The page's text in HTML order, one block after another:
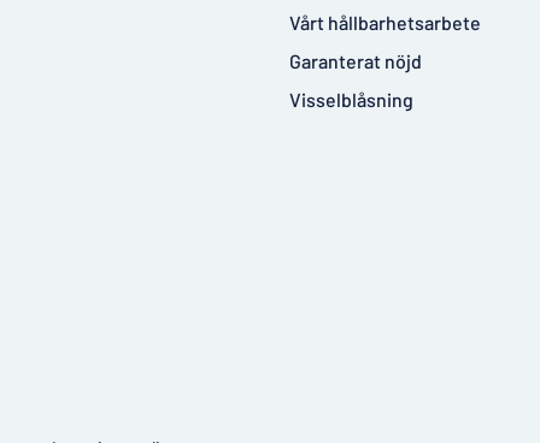
Vårt hållbarhetsarbete
Garanterat nöjd
Visselblåsning